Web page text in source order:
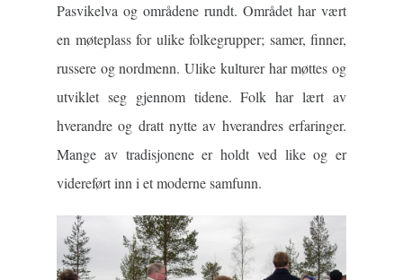
Pasvikelva og områdene rundt. Området har vært
en møteplass for ulike folkegrupper; samer, finner,
russere og nordmenn. Ulike kulturer har møttes og
utviklet seg gjennom tidene. Folk har lært av
hverandre og dratt nytte av hverandres erfaringer.
Mange av tradisjonene er holdt ved like og er
videreført inn i et moderne samfunn.